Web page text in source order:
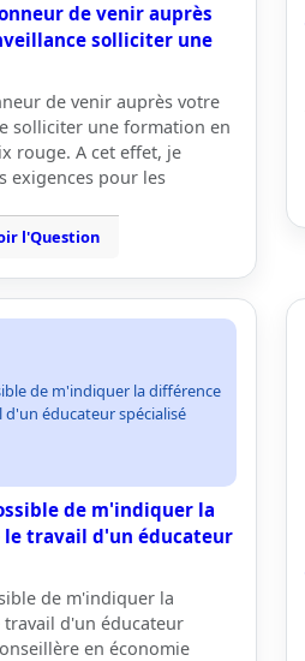
de venir auprès
solliciter une
de venir auprès votre
solliciter une formation en
rouge. A cet effet, je
exigences pour les
l'Question
de m'indiquer la différence
éducateur spécialisé
de m'indiquer la
travail d'un éducateur
de m'indiquer la
d'un éducateur
en économie